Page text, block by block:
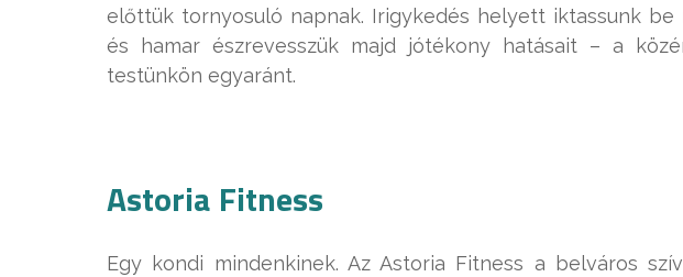
előttük tornyosuló napnak. Irigykedés helyett iktassunk
és hamar észrevesszük majd jótékony hatásait – a
testünkön egyaránt.
Astoria Fitness
Egy kondi mindenkinek. Az Astoria Fitness a belváros